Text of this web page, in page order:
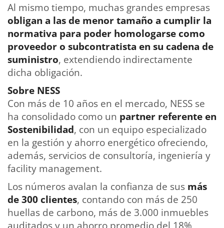
Al mismo tiempo, muchas grandes empresas
obligan a las de menor tamaño a cumplir la
normativa para poder homologarse como
proveedor o subcontratista en su cadena de
suministro, extendiendo indirectamente
dicha obligación.
Sobre NESS
Con más de 10 años en el mercado, NESS se
ha consolidado como un partner referente en
Sostenibilidad, con un equipo especializado
en la gestión y ahorro energético ofreciendo,
además, servicios de consultoría, ingeniería y
facility management.
Los números avalan la confianza de sus más
de 300 clientes, contando con más de 250
huellas de carbono, más de 3.000 inmuebles
auditados y un ahorro promedio del 18%,